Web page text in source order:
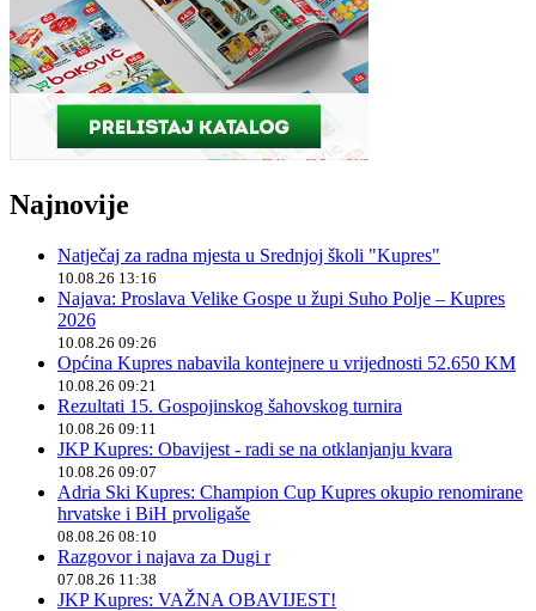
Najnovije
Natječaj za radna mjesta u Srednjoj školi "Kupres"
10.08.26 13:16
Najava: Proslava Velike Gospe u župi Suho Polje – Kupres
2026
10.08.26 09:26
Općina Kupres nabavila kontejnere u vrijednosti 52.650 KM
10.08.26 09:21
Rezultati 15. Gospojinskog šahovskog turnira
10.08.26 09:11
JKP Kupres: Obavijest - radi se na otklanjanju kvara
10.08.26 09:07
Adria Ski Kupres: Champion Cup Kupres okupio renomirane
hrvatske i BiH prvoligaše
08.08.26 08:10
Razgovor i najava za Dugi r
07.08.26 11:38
JKP Kupres: VAŽNA OBAVIJEST!